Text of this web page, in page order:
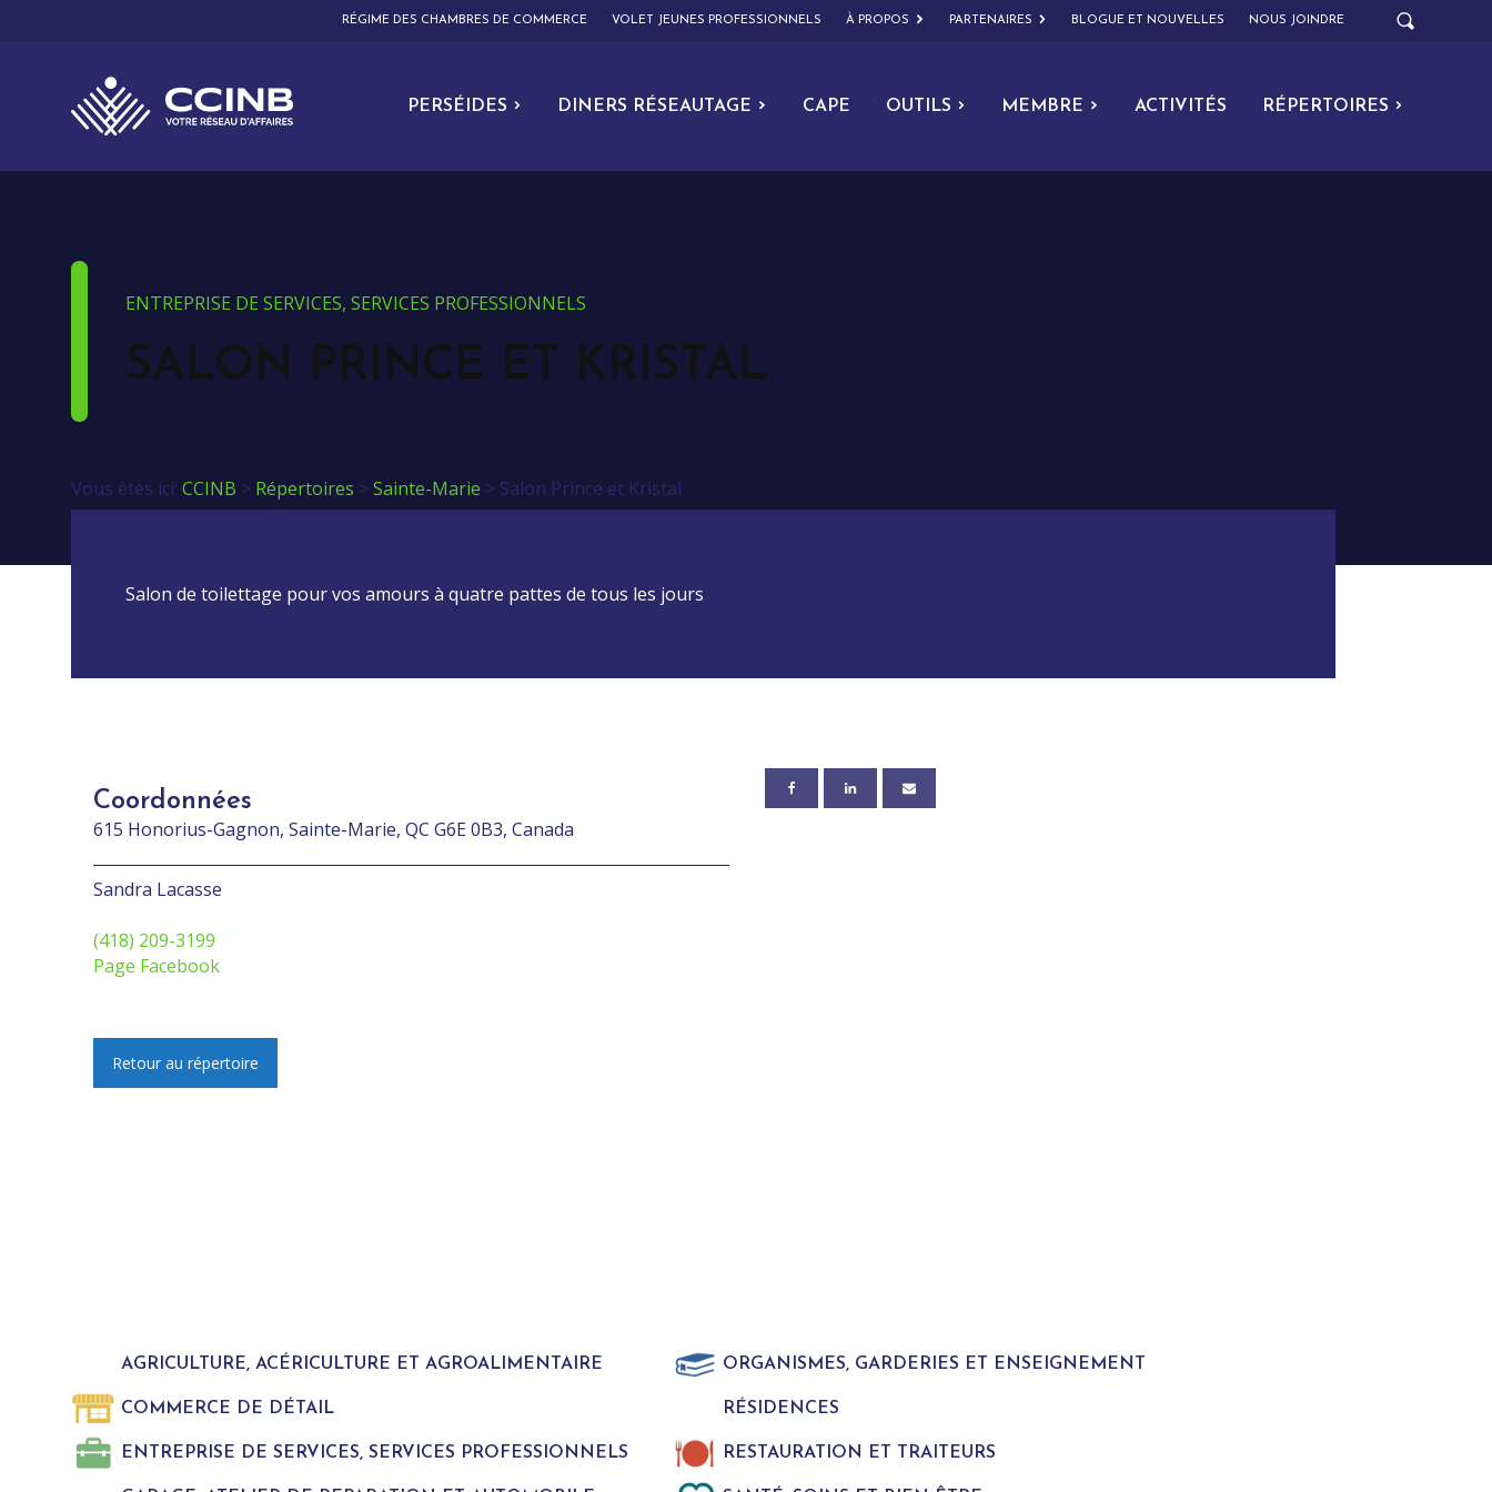
RÉGIME DES CHAMBRES DE COMMERCE VOLET JEUNES PROFESSIONNELS À PROPOS PARTENAIRES BLOGUE ET NOUVELLES NOUS JOINDRE
PERSÉIDES DINERS RÉSEAUTAGE CAPE OUTILS MEMBRE ACTIVITÉS RÉPERTOIRES
ENTREPRISE DE SERVICES, SERVICES PROFESSIONNELS
SALON PRINCE ET KRISTAL
Vous êtes ici: CCINB > Répertoires > Sainte-Marie > Salon Prince et Kristal
Salon de toilettage pour vos amours à quatre pattes de tous les jours
Coordonnées
615 Honorius-Gagnon, Sainte-Marie, QC G6E 0B3, Canada
Sandra Lacasse
(418) 209-3199
Page Facebook
Retour au répertoire
AGRICULTURE, ACÉRICULTURE ET AGROALIMENTAIRE ORGANISMES, GARDERIES ET ENSEIGNEMENT
COMMERCE DE DÉTAIL RÉSIDENCES
ENTREPRISE DE SERVICES, SERVICES PROFESSIONNELS RESTAURATION ET TRAITEURS